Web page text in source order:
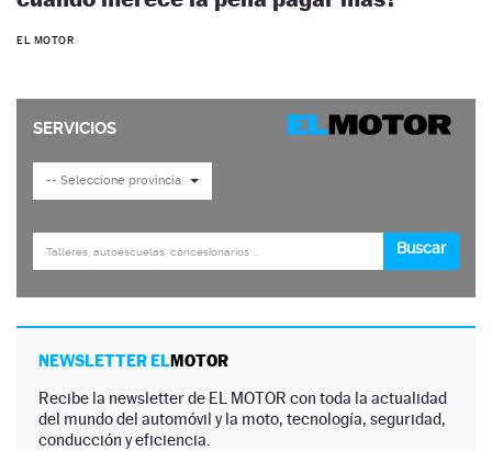
EL MOTOR
NEWSLETTER ELMOTOR
Recibe la newsletter de EL MOTOR con toda la actualidad
del mundo del automóvil y la moto, tecnología, seguridad,
conducción y eficiencia.